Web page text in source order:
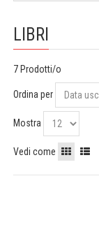
LIBRI
7 Prodotti/o
Ordina per
Mostra
Vedi come